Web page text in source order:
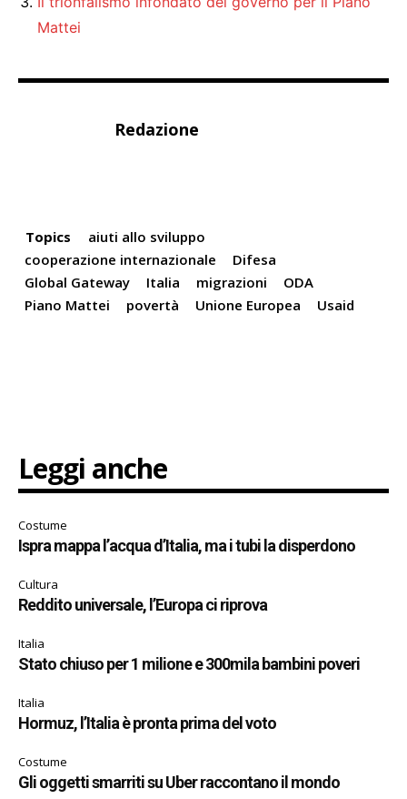
Mattei
Redazione
Topics
aiuti allo sviluppo
cooperazione internazionale
Difesa
Global Gateway
Italia migrazioni
ODA
Piano Mattei
povertà Unione Europea Usaid
Leggi anche
Costume
Ispra mappa l’acqua d’Italia, ma i tubi la disperdono
Cultura
Reddito universale, l’Europa ci riprova
Italia
Stato chiuso per 1 milione e 300mila bambini poveri
Italia
Hormuz, l’Italia è pronta prima del voto
Costume
Gli oggetti smarriti su Uber raccontano il mondo